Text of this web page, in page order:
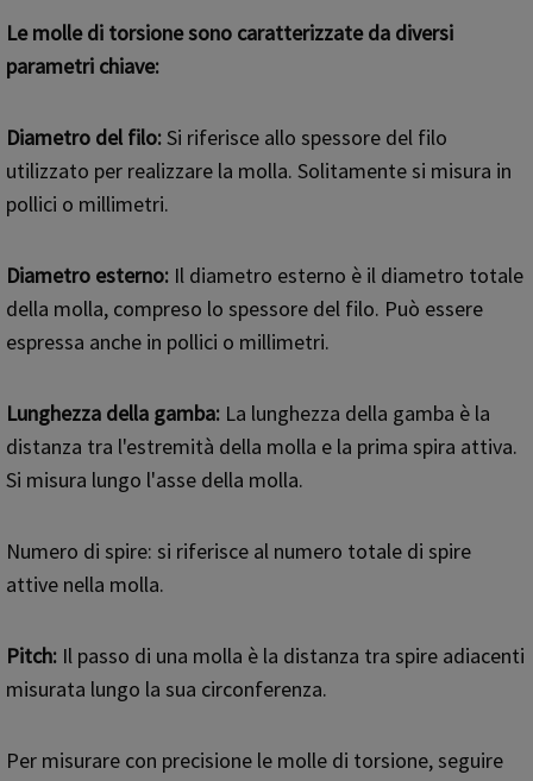
Le molle di torsione sono caratterizzate da diversi
parametri chiave:
Diametro del filo:Si riferisce allo spessore del filo
utilizzato per realizzare la molla. Solitamente si misura in
pollici o millimetri.
Diametro esterno: Il diametro esterno è il diametro totale
della molla, compreso lo spessore del filo. Può essere
espressa anche in pollici o millimetri.
Lunghezza della gamba: La lunghezza della gamba è la
distanza tra l'estremità della molla e la prima spira attiva.
Si misura lungo l'asse della molla.
Numero di spire: si riferisce al numero totale di spire
attive nella molla.
Pitch: Il passo di una molla è la distanza tra spire adiacenti
misurata lungo la sua circonferenza.
Per misurare con precisione le molle di torsione, seguire